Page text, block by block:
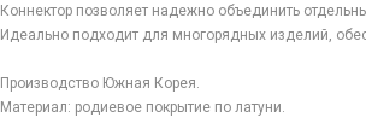
Коннектор позволяет надежно объединить
Идеально подходит для многорядных изделий,
Производство Южная Корея.
Материал: родиевое покрытие по латуни.